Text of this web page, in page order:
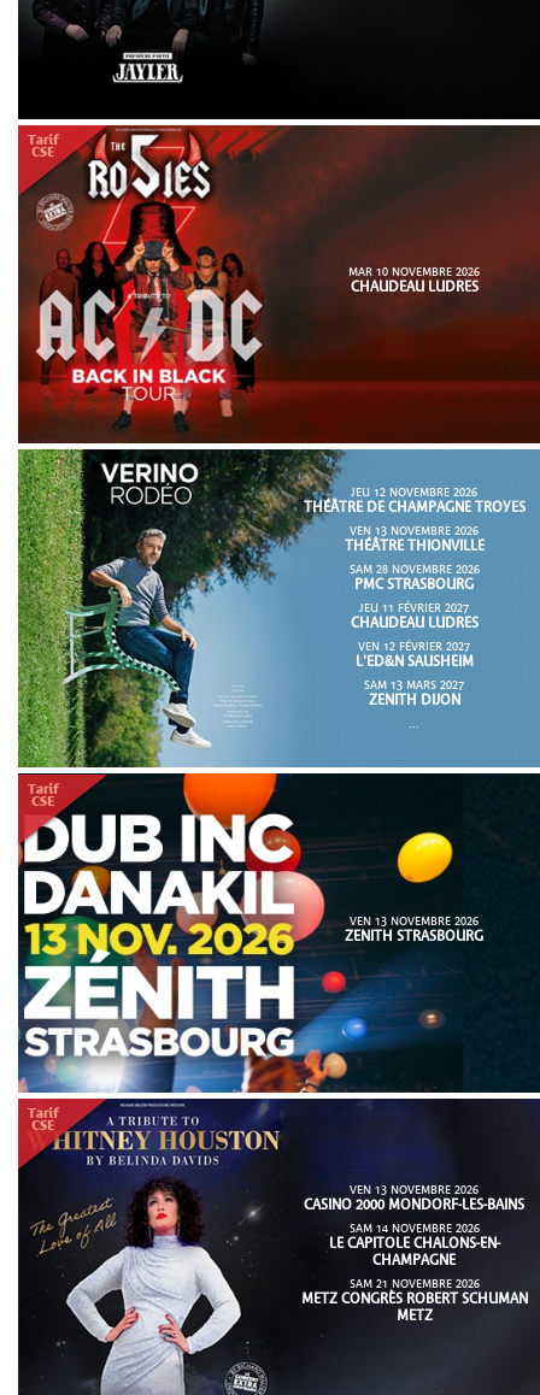
MAR 10 NOVEMBRE 2026
CHAUDEAU LUDRES
JEU 12 NOVEMBRE 2026
THÉÂTRE DE CHAMPAGNE TROYES
VEN 13 NOVEMBRE 2026
THÉÂTRE THIONVILLE
SAM 28 NOVEMBRE 2026
PMC STRASBOURG
JEU 11 FÉVRIER 2027
CHAUDEAU LUDRES
VEN 12 FÉVRIER 2027
L'ED&N SAUSHEIM
SAM 13 MARS 2027
ZENITH DIJON
...
VEN 13 NOVEMBRE 2026
ZENITH STRASBOURG
VEN 13 NOVEMBRE 2026
CASINO 2000 MONDORF-LES-BAINS
SAM 14 NOVEMBRE 2026
LE CAPITOLE CHALONS-EN-
CHAMPAGNE
SAM 21 NOVEMBRE 2026
METZ CONGRÈS ROBERT SCHUMAN
METZ